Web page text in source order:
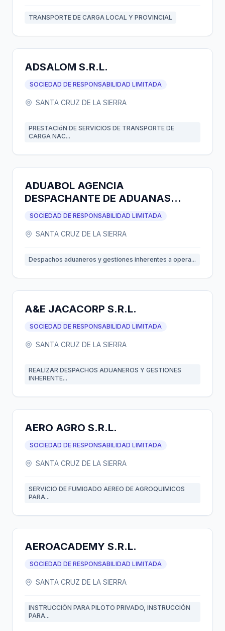
TRANSPORTE DE CARGA LOCAL Y PROVINCIAL
ADSALOM S.R.L.
SOCIEDAD DE RESPONSABILIDAD LIMITADA
SANTA CRUZ DE LA SIERRA
PRESTACIóN DE SERVICIOS DE TRANSPORTE DE
CARGA NAC...
ADUABOL AGENCIA
DESPACHANTE DE ADUANAS
S.R.L.
SOCIEDAD DE RESPONSABILIDAD LIMITADA
SANTA CRUZ DE LA SIERRA
Despachos aduaneros y gestiones inherentes a opera...
A&E JACACORP S.R.L.
SOCIEDAD DE RESPONSABILIDAD LIMITADA
SANTA CRUZ DE LA SIERRA
REALIZAR DESPACHOS ADUANEROS Y GESTIONES
INHERENTE...
AERO AGRO S.R.L.
SOCIEDAD DE RESPONSABILIDAD LIMITADA
SANTA CRUZ DE LA SIERRA
SERVICIO DE FUMIGADO AEREO DE AGROQUIMICOS
PARA...
AEROACADEMY S.R.L.
SOCIEDAD DE RESPONSABILIDAD LIMITADA
SANTA CRUZ DE LA SIERRA
INSTRUCCIÓN PARA PILOTO PRIVADO, INSTRUCCIÓN
PARA...